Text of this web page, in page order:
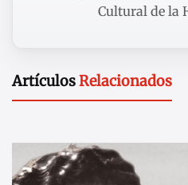
Cultural de la
ArtículosRelacionados